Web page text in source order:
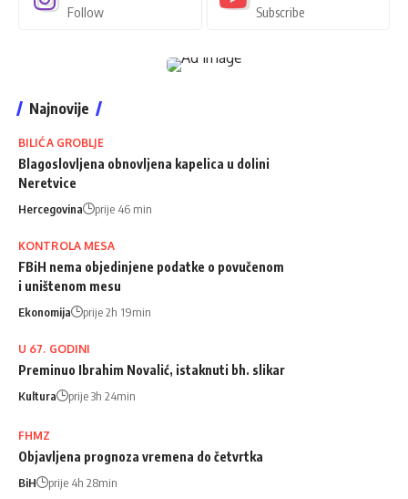
Follow Subscribe
Najnovije
BILIĆA GROBLJE
Blagoslovljena obnovljena kapelica u dolini
Neretvice
Hercegovina prije 46 min
KONTROLA MESA
FBiH nema objedinjene podatke o povučenom
i uništenom mesu
Ekonomija prije 2h 19min
U 67. GODINI
Preminuo Ibrahim Novalić, istaknuti bh. slikar
Kultura prije 3h 24min
FHMZ
Objavljena prognoza vremena do četvrtka
BiH prije 4h 28min